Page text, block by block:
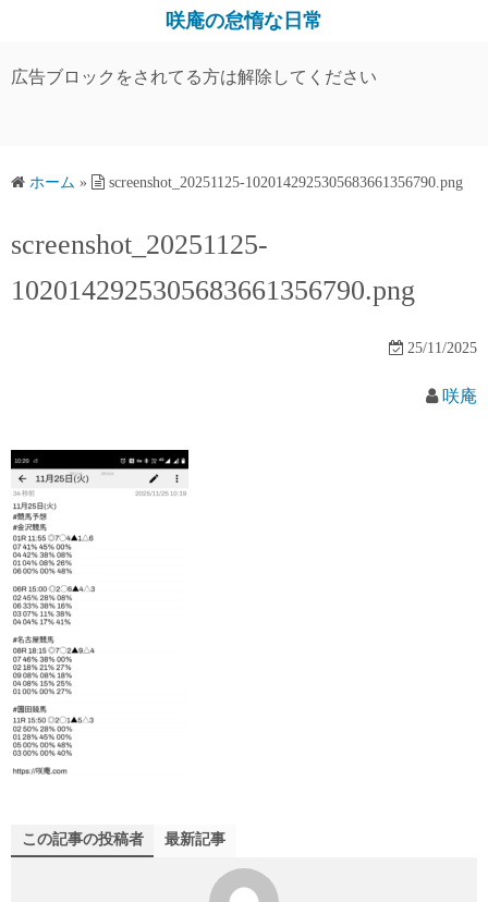
テ
ス
ッ
咲庵の怠惰な日常
広告ブロックをされてる方は解除してください
ホーム » screenshot_20251125-1020142925305683661356790.png
screenshot_20251125-
1020142925305683661356790.png
25/11/2025
咲庵
この記事の投稿者 最新記事